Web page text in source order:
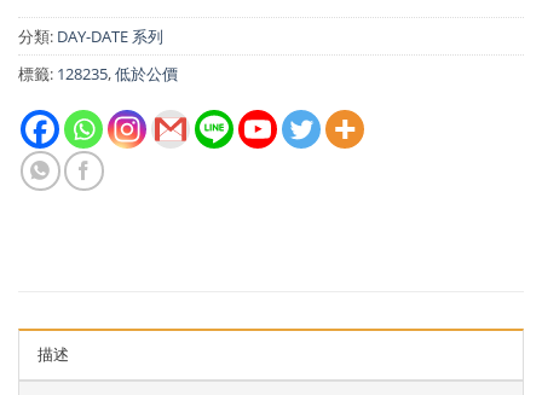
分類: DAY-DATE 系列
標籤: 128235,低於公價
描述